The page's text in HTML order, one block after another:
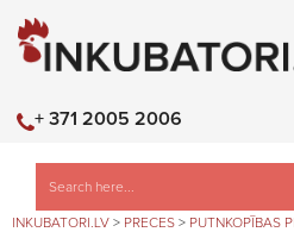
+ 371 2005 2006
INKUBATORI.LV > PRECES > PUTNKOPĪBAS